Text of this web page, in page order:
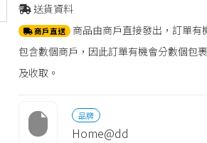
送貨資料
商戶直送 商品由商戶直接發出，訂單有
包含數個商戶，因此訂單有機會分數個包
及收取。
品牌
Home@dd